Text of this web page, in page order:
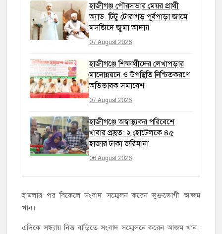
হাজীগঞ্জ পৌরসভার মেয়র প্রার্থী
অ্যাড. টিটু টোরাগড় পূর্বপাড়া জামে
মসজিদে জুমা আদায়
07 August 2026
হাজীগঞ্জে শিক্ষার্থীদের লেখাপড়ার
মানোন্নয়নে ও উপস্থিতি নিশ্চিতকরণে
অভিভাবক সমাবেশ
07 August 2026
হাজীগঞ্জে অস্বাস্থ্যকর পরিবেশে
খাবার প্রস্তুত: ২ হোটেলকে ৪৫
হাজার টাকা জরিমানা
06 August 2026
হামলার পর বিকেলে সংবাদ সম্মেলন করেন ভুক্তভোগী আজম
খান।
এদিকে সন্ধ্যায় নিজ বাড়িতে সংবাদ সম্মেলনে করেন আজম খান।